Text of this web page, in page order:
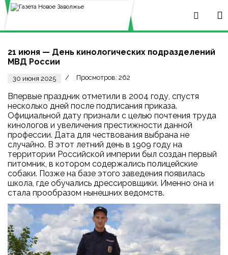
21 июня — День кинологических подразделений
МВД России
30 июня 2025 Просмотров: 262
Впервые праздник отметили в 2004 году, спустя
несколько дней после подписания приказа.
Официальной дату признали с целью почтения труда
кинологов и увеличения престижности данной
профессии. Дата для чествования выбрана не
случайно. В этот летний день в 1909 году на
территории Российской империи был создан первый
питомник, в котором содержались полицейские
собаки. Позже на базе этого заведения появилась
школа, где обучались дрессировщики. Именно она и
стала прообразом нынешних ведомств.